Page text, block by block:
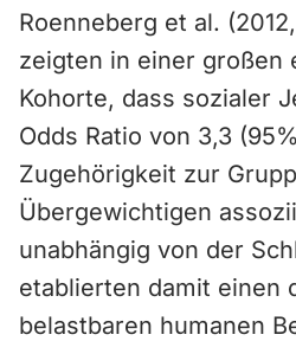
Roenneberg et al.
zeigten in einer großen
Kohorte, dass sozialer
Odds Ratio von 3,3
Zugehörigkeit zur
Übergewichtigen
unabhängig von der
etablierten damit einen
belastbaren humanen